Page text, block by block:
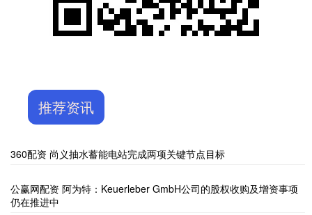
推荐资讯
360配资 尚义抽水蓄能电站完成两项关键节点目标
公赢网配资 阿为特：Keuerleber GmbH公司的股权收购及增资事项
仍在推进中